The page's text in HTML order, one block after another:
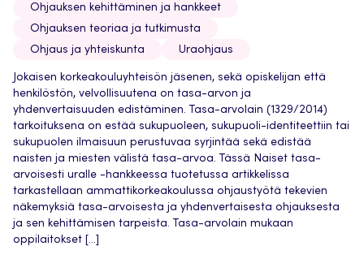
Ohjauksen kehittäminen ja hankkeet
Ohjauksen teoriaa ja tutkimusta
Ohjaus ja yhteiskunta
Uraohjaus
Jokaisen korkeakouluyhteisön jäsenen, sekä opiskelijan että
henkilöstön, velvollisuutena on tasa-arvon ja
yhdenvertaisuuden edistäminen. Tasa-arvolain (1329/2014)
tarkoituksena on estää sukupuoleen, sukupuoli-identiteettiin tai
sukupuolen ilmaisuun perustuvaa syrjintää sekä edistää
naisten ja miesten välistä tasa-arvoa. Tässä Naiset tasa-
arvoisesti uralle -hankkeessa tuotetussa artikkelissa
tarkastellaan ammattikorkeakoulussa ohjaustyötä tekevien
näkemyksiä tasa-arvoisesta ja yhdenvertaisesta ohjauksesta
ja sen kehittämisen tarpeista. Tasa-arvolain mukaan
oppilaitokset […]